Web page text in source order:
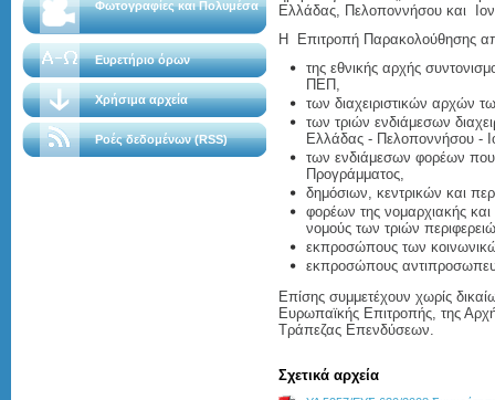
Φωτογραφίες και Πολυμέσα
Ευρετήριο όρων
Χρήσιμα αρχεία
Ροές δεδομένων (RSS)
Ελλάδας, Πελοποννήσου και
Η Επιτροπή Παρακολούθησης
της εθνικής αρχής
ΠΕΠ,
των διαχειριστικών αρχών
των τριών ενδιάμεσων
Ελλάδας - Πελοποννήσου -
των ενδιάμεσων φορέων που
Προγράμματος,
δημόσιων, κεντρικών και
φορέων της νομαρχιακής και
νομούς των τριών
εκπροσώπους των
εκπροσώπους
Επίσης συμμετέχουν χωρίς
Ευρωπαϊκής Επιτροπής, της
Τράπεζας Επενδύσεων.
Σχετικά αρχεία